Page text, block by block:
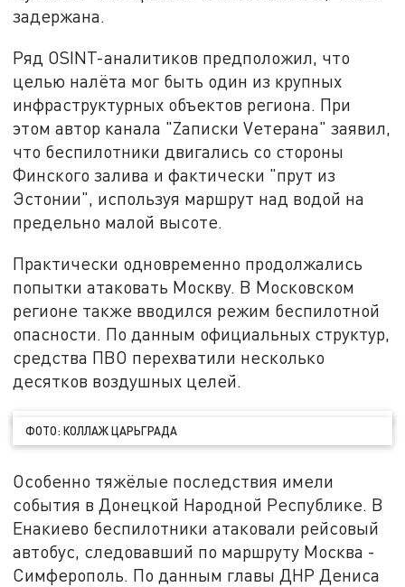
задержана.
Ряд OSINT-аналитиков предположил, что
целью налёта мог быть один из крупных
инфраструктурных объектов региона. При
этом автор канала "Zаписки Vетерана" заявил,
что беспилотники двигались со стороны
Финского залива и фактически "прут из
Эстонии", используя маршрут над водой на
предельно малой высоте.
Практически одновременно продолжались
попытки атаковать Москву. В Московском
регионе также вводился режим беспилотной
опасности. По данным официальных структур,
средства ПВО перехватили несколько
десятков воздушных целей.
ФОТО: КОЛЛАЖ ЦАРЬГРАДА
Особенно тяжёлые последствия имели
события в Донецкой Народной Республике. В
Енакиево беспилотники атаковали рейсовый
автобус, следовавший по маршруту Москва -
Симферополь. По данным главы ДНР Дениса